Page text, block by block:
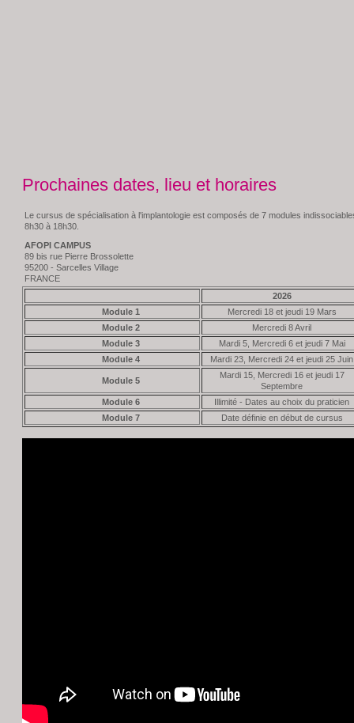
Prochaines dates, lieu et horaires
Le cursus de spécialisation à l'implantologie est composés de 7 modules
8h30 à 18h30.
AFOPI CAMPUS
89 bis rue Pierre Brossolette
95200 - Sarcelles Village
FRANCE
2026
Module 1
Mercredi 18 et jeudi 19 Mars
Module 2
Mercredi 8 Avril
Module 3
Mardi 5, Mercredi 6 et jeudi 7 Mai
Module 4
Mardi 23, Mercredi 24 et jeudi 25 Juin
Module 5
Mardi 15, Mercredi 16 et jeudi 17
Septembre
Module 6
Illimité - Dates au choix du praticien
Module 7
Date définie en début de cursus